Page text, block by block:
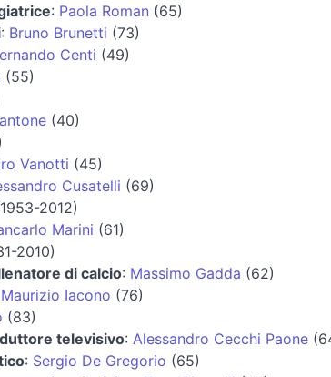
: Paola Roman (65)
: Bruno Brunetti (73)
Centi (49)
(55)
(40)
Vanotti (45)
Cusatelli (69)
2012)
Marini (61)
2010)
di calcio: Massimo Gadda (62)
Iacono (76)
(83)
televisivo: Alessandro Cecchi Paone
: Sergio De Gregorio (65)